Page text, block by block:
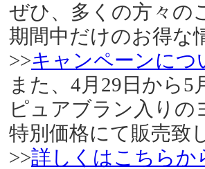
ぜひ、多くの方々の
期間中だけのお得な
>>キャンペーンに
また、4月29日から5
ピュアブラン入り
特別価格にて販売致
>>詳しくはこちらか